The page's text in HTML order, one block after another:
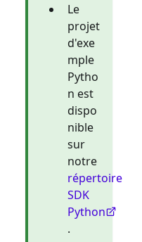
Le
projet
d'exe
mple
Pytho
n est
dispo
nible
sur
notre
répertoire
SDK
Python
.